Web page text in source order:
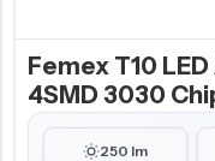
Femex T10
4SMD 3030
250 lm